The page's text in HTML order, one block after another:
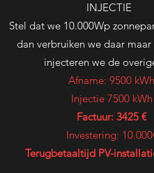
INJECTIE
Stel dat we 10.000Wp
dan verbruiken we daar maar
injecteren we de
Afname: 9500 kWh
Injectie 7500 kWh
Factuur: 3425 €
Investering:
Terugbetaaltijd PV-